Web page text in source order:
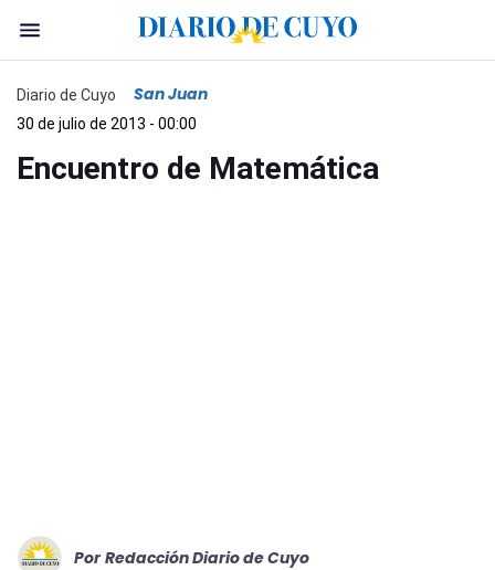
Diario de Cuyo San Juan
30 de julio de 2013 - 00:00
Encuentro de Matemática
Por Redacción Diario de Cuyo